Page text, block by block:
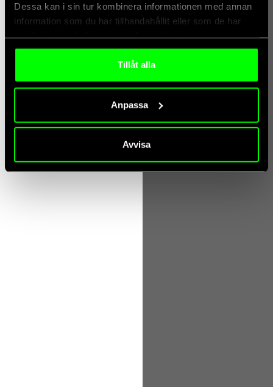
Dessa kan i sin tur kombinera informationen med annan
information som du har tillhandahållit eller som de har
Tillåt alla
Anpassa
Avvisa
Från osäkerhet till bevisad affärsnytta på åtta veckor